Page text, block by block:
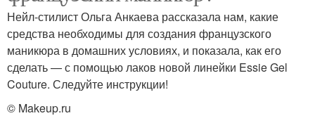
Нейл-стилист Ольга Анкаева рассказала нам, какие
средства необходимы для создания французского
маникюра в домашних условиях, и показала, как его
сделать — с помощью лаков новой линейки Essie Gel
Couture. Следуйте инструкции!
© Makeup.ru